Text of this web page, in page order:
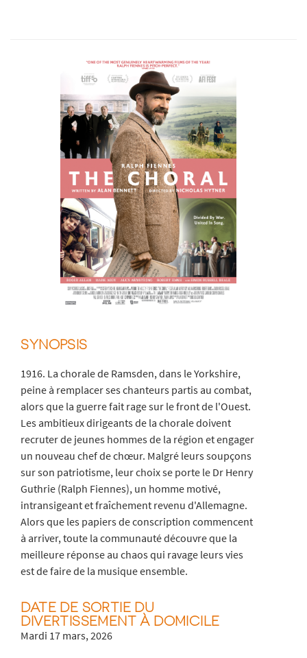
SYNOPSIS
1916. La chorale de Ramsden, dans le Yorkshire,
peine à remplacer ses chanteurs partis au combat,
alors que la guerre fait rage sur le front de l'Ouest.
Les ambitieux dirigeants de la chorale doivent
recruter de jeunes hommes de la région et engager
un nouveau chef de chœur. Malgré leurs soupçons
sur son patriotisme, leur choix se porte le Dr Henry
Guthrie (Ralph Fiennes), un homme motivé,
intransigeant et fraîchement revenu d'Allemagne.
Alors que les papiers de conscription commencent
à arriver, toute la communauté découvre que la
meilleure réponse au chaos qui ravage leurs vies
est de faire de la musique ensemble.
DATE DE SORTIE DU
DIVERTISSEMENT À DOMICILE
Mardi 17 mars, 2026